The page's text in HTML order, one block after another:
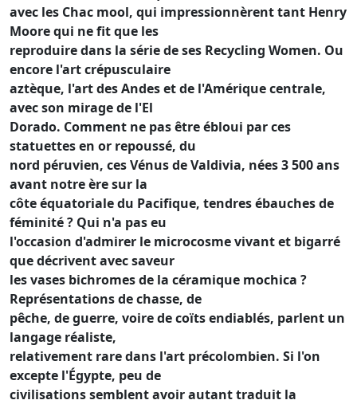
avec les Chac mool, qui impressionnèrent tant Henry
Moore qui ne fit que les
reproduire dans la série de ses Recycling Women. Ou
encore l'art crépusculaire
aztèque, l'art des Andes et de l'Amérique centrale,
avec son mirage de l'El
Dorado. Comment ne pas être ébloui par ces
statuettes en or repoussé, du
nord péruvien, ces Vénus de Valdivia, nées 3 500 ans
avant notre ère sur la
côte équatoriale du Pacifique, tendres ébauches de
féminité ? Qui n'a pas eu
l'occasion d'admirer le microcosme vivant et bigarré
que décrivent avec saveur
les vases bichromes de la céramique mochica ?
Représentations de chasse, de
pêche, de guerre, voire de coïts endiablés, parlent un
langage réaliste,
relativement rare dans l'art précolombien. Si l'on
excepte l'Égypte, peu de
civilisations semblent avoir autant traduit la